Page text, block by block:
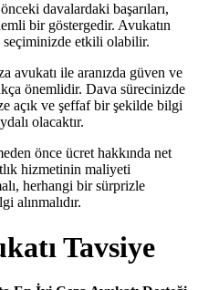
davalardaki başarıları,
bir göstergedir. Avukatın
etkili olabilir.
avukatı ile aranızda güven ve
önemlidir. Dava sürecinizde
açık ve şeffaf bir şekilde bilgi
olacaktır.
önce ücret hakkında net
hizmetinin maliyeti
herhangi bir sürprizle
alınmalıdır.
Tavsiye